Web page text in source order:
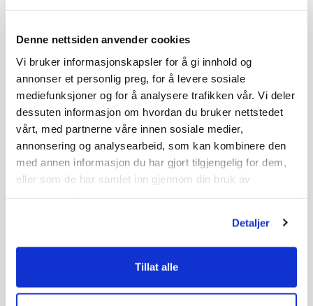
Denne nettsiden anvender cookies
Vi bruker informasjonskapsler for å gi innhold og
annonser et personlig preg, for å levere sosiale
mediefunksjoner og for å analysere trafikken vår. Vi deler
dessuten informasjon om hvordan du bruker nettstedet
vårt, med partnerne våre innen sosiale medier,
annonsering og analysearbeid, som kan kombinere den
med annen informasjon du har gjort tilgjengelig for dem,
eller som de har samlet inn gjennom din bruk av
Detaljer
Tillat alle